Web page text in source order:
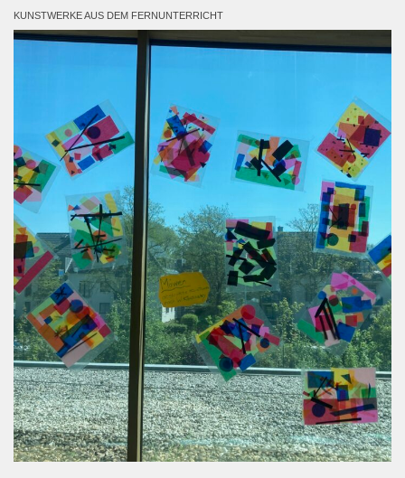
KUNSTWERKE AUS DEM FERNUNTERRICHT